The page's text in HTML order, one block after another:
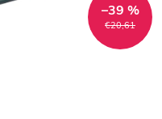
€20,61
–39 %